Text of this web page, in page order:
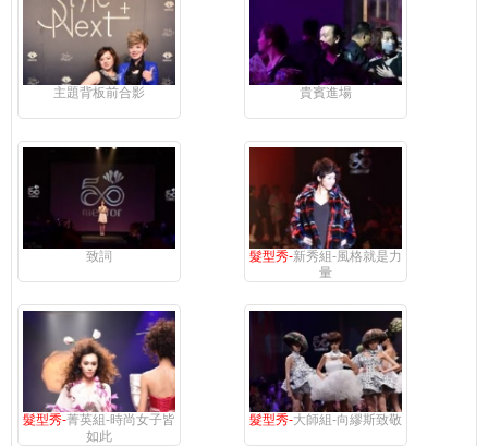
主題背板前合影 貴賓進場
致詞 髮型秀-新秀組-風格就是力
量
髮型秀-菁英組-時尚女子皆
如此
髮型秀-大師組-向繆斯致敬